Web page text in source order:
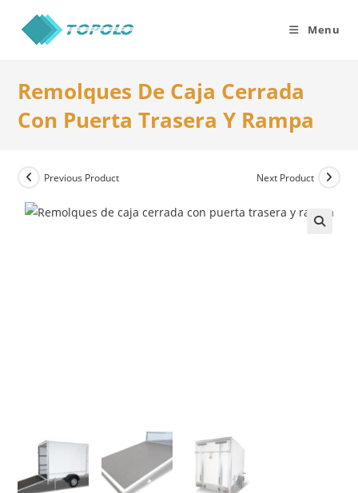
content
Menu
Remolques De Caja Cerrada
Con Puerta Trasera Y Rampa
Previous Product Next Product